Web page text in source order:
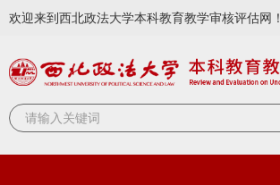
欢迎来到西北政法大学本科教育教学审核评估网！